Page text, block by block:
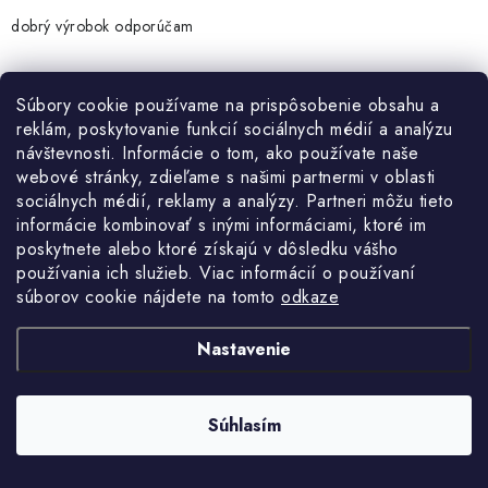
Súbory cookie používame na prispôsobenie obsahu a
reklám, poskytovanie funkcií sociálnych médií a analýzu
návštevnosti. Informácie o tom, ako používate naše
webové stránky, zdieľame s našimi partnermi v oblasti
sociálnych médií, reklamy a analýzy. Partneri môžu tieto
informácie kombinovať s inými informáciami, ktoré im
poskytnete alebo ktoré získajú v dôsledku vášho
používania ich služieb. Viac informácií o používaní
súborov cookie nájdete na tomto odkaze
Nastavenie
Súhlasím
ý
p
i
s
u
dobrý výrobok odporúčam
Sledujte nás na Instagrame
ZOBRAZIŤ PROFIL
Aktuálne novinky a akcie na váš e-mail